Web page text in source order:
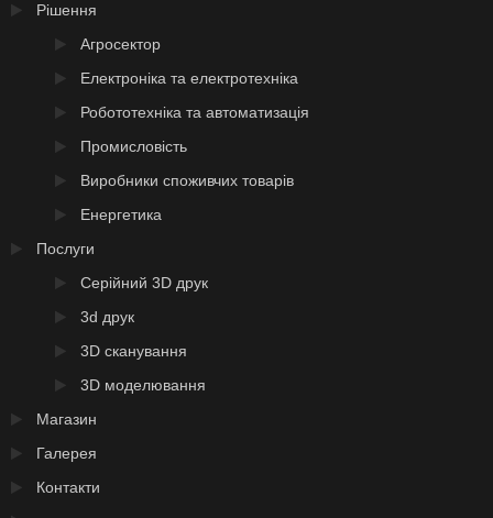
Рішення
Агросектор
Електроніка та електротехніка
Робототехніка та автоматизація
Промисловість
Виробники споживчих товарів
Енергетика
Послуги
Серійний 3D друк
3d друк
3D сканування
3D моделювання
Магазин
Галерея
Контакти